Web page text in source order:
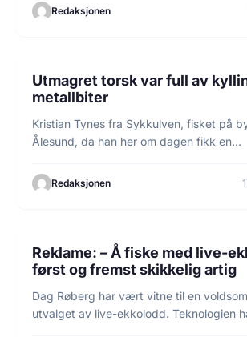
Redaksjonen
FISKE
Utmagret torsk var full av
metallbiter
Kristian Tynes fra Sykkulven, fisket på
Ålesund, da han her om dagen fikk en…
Redaksjonen
ANNONSØRINNHOLD
Reklame: – Å fiske med live-
først og fremst skikkelig artig
Dag Røberg har vært vitne til en
utvalget av live-ekkolodd. Teknologien